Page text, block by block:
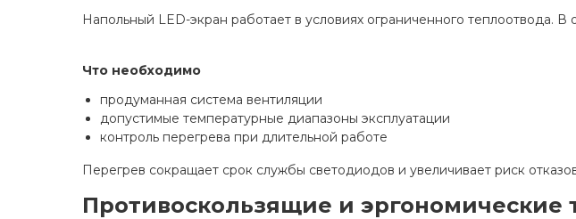
Напольный LED-экран работает в условиях ограниченного теплоотвода.
Что необходимо
продуманная система вентиляции
допустимые температурные диапазоны эксплуатации
контроль перегрева при длительной работе
Перегрев сокращает срок службы светодиодов и увеличивает риск
Противоскользящие и эргономические